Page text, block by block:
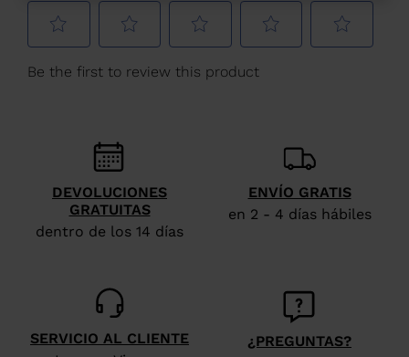
España.
We
recommend
website
version
for
DEVOLUCIONES
GRATUITAS
dentro de los 14 días
ENVÍO GRATIS
en 2 - 4 días hábiles
SERVICIO AL CLIENTE
¿PREGUNTAS?